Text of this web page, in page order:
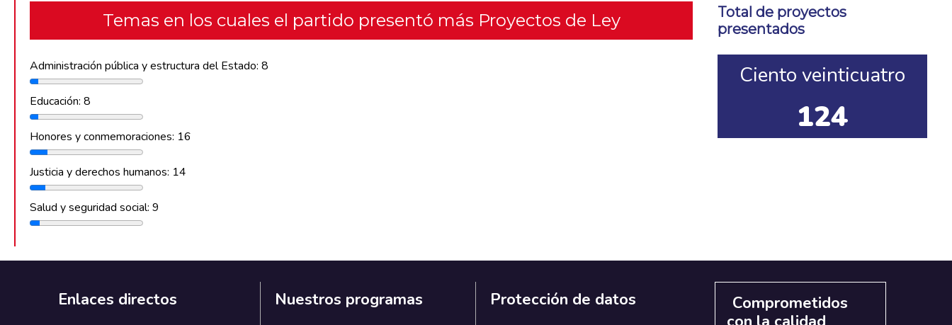
Temas en los cuales el partido presentó más Proyectos de Ley
Administración pública y estructura del Estado: 8
Educación: 8
Honores y conmemoraciones: 16
Justicia y derechos humanos: 14
Salud y seguridad social: 9
Total de proyectos
presentados
Ciento veinticuatro
124
Enlaces directos Nuestros programas Protección de datos
Comprometidos